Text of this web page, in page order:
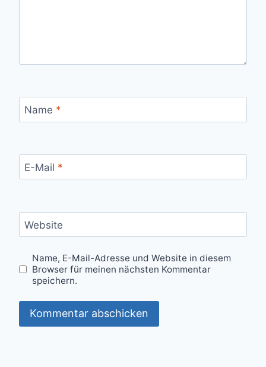
Name *
E-Mail *
Website
Name, E-Mail-Adresse und Website in diesem
Browser für meinen nächsten Kommentar
speichern.